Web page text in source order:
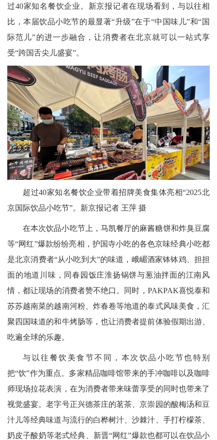
过40家知名餐饮企业。新京报记者在现场看到，与以往相
比，本届饮品小吃节的最显著“升级”在于“中国味儿”和“国
际范儿”的进一步融合，让消费者在北京就可以一站式享
受“跨国舌尖儿盛宴”。
超过40家知名餐饮企业带着招牌美食集体亮相“2025北
京国际饮品小吃节”。新京报记者 王萍 摄
在本次饮品小吃节上，马凯餐厅的麻酱糖饼和炸臭豆腐
等“网红”爆款纷纷亮相，护国寺小吃的各色京味经典小吃都
是北京消费者“从小吃到大”的味道，峨嵋酒家钵钵鸡、担担
面的地道川味，同春园饭庄淮扬锅饼与葱油拌面的江南风
情，都让现场的消费者赞不绝口。同时，PAKPAK喜悦泰和
苏苏越南菜的越南河粉、炸春卷等地道的泰式风味美食，汇
聚四国味道的和牛烤肠等，也让消费者提前体验假期出游、
吃遍全球的乐趣。
与以往餐饮美食节不同，本次饮品小吃节也特别
把“饮”作为重点。多家精品咖啡馆带来的手冲咖啡以及咖啡
师现场拉花表演，在为消费者带来味蕾享受的同时也带来了
视觉盛宴。老字号正兴德茶庄的茗茶、京崇园的酸梅汤和豆
汁儿等经典味道与流行的白桦树汁、沙棘汁、手打柠檬茶、
奶皮子酸奶等老式经典、新晋“网红”爆款也都可以在饮品小